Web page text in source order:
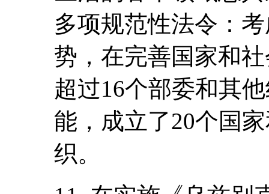
多项规范性法令：
势，在完善国家和
超过16个部委和其
能，成立了20个国
织。